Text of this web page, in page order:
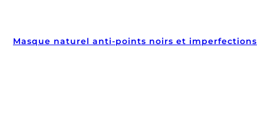
Masque naturel anti-points noirs et imperfections